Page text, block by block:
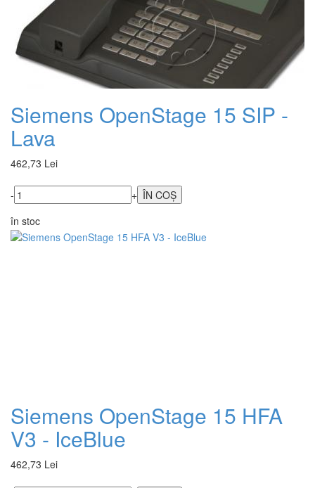
Siemens OpenStage 15 SIP -
Lava
462,73 Lei
-
+
în stoc
Siemens OpenStage 15 HFA
V3 - IceBlue
462,73 Lei